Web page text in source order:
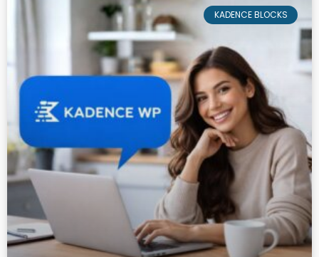
KADENCE BLOCKS